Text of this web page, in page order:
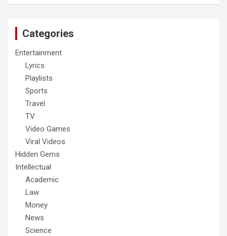
Categories
Entertainment
Lyrics
Playlists
Sports
Travel
TV
Video Games
Viral Videos
Hidden Gems
Intellectual
Academic
Law
Money
News
Science